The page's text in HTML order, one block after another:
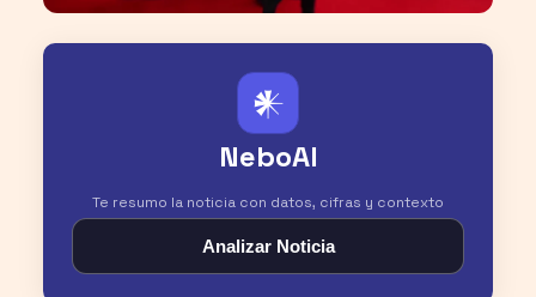
𒀭
NeboAI
Te resumo la noticia con datos, cifras y contexto
Analizar Noticia